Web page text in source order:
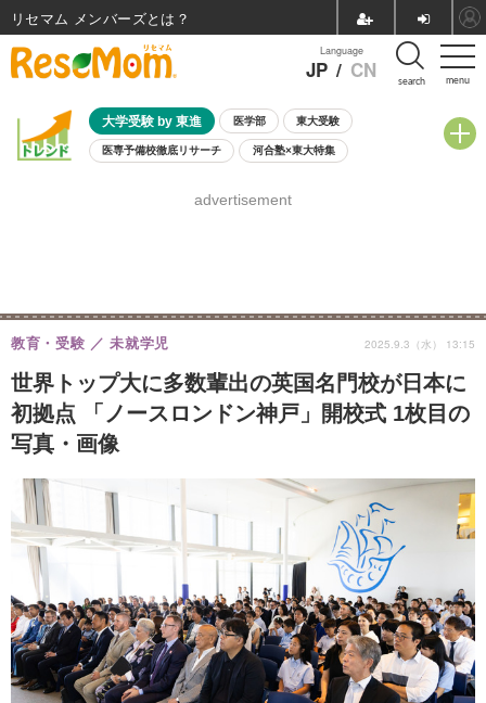
menu
Language
JP / CN search
大学受験 by 東進 医学部 東大受験
医専予備校徹底リサーチ 河合塾×東大特集
8月開催学校説明会・相談会
advertisement
世界トップ大に多数輩出の英国名門校が日本に
初拠点 「ノースロンドン神戸」開校式 1枚目の
写真・画像
教育・受験 未就学児 2025.9.3（水） 13:15
リセマム メンバーズ